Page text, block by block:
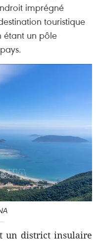
imprégné
touristique
étant un pôle
un district insulaire